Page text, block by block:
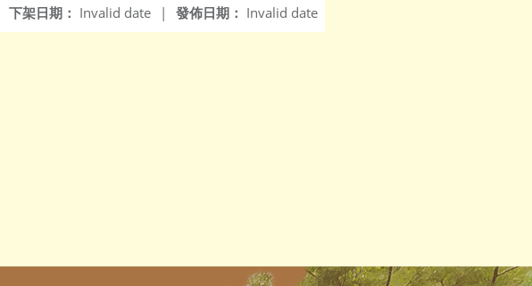
發佈日期： Invalid date
下架日期： Invalid date |